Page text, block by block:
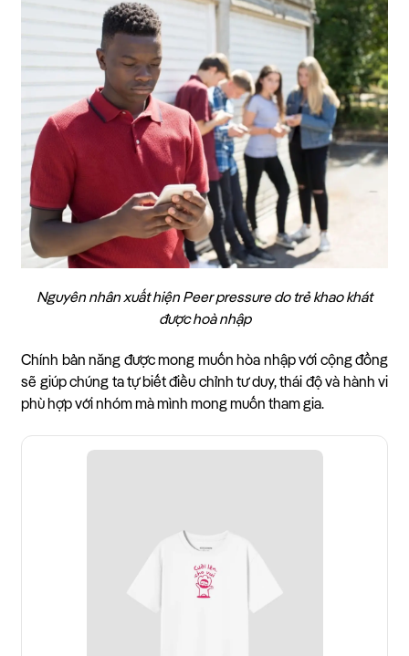
Nguyên nhân xuất hiện Peer pressure do trẻ khao khát
được hoà nhập
Chính bản năng được mong muốn hòa nhập với cộng đồng
sẽ giúp chúng ta tự biết điều chỉnh tư duy, thái độ và hành vi
phù hợp với nhóm mà mình mong muốn tham gia.